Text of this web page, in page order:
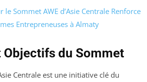
le Sommet AWE d’Asie Centrale Renforce
Entrepreneuses à Almaty
Objectifs du Sommet
Centrale est une initiative clé du